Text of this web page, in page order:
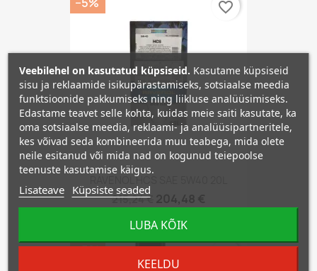
RAVENOL HCS SAE 5W40 20L
215,24 €
favorite_border
−5%
Veebilehel on kasutatud küpsiseid. Kasutame küpsiseid
sisu ja reklaamide isikupärastamiseks, sotsiaalse meedia
funktsioonide pakkumiseks ning liikluse analüüsimiseks.
Edastame teavet selle kohta, kuidas meie saiti kasutate, ka
oma sotsiaalse meedia, reklaami- ja analüüsipartneritele,
kes võivad seda kombineerida muu teabega, mida olete
neile esitanud või mida nad on kogunud teiepoolse
teenuste kasutamise käigus.
Lisateave Küpsiste seaded
KEELDU
LUBA KÕIK